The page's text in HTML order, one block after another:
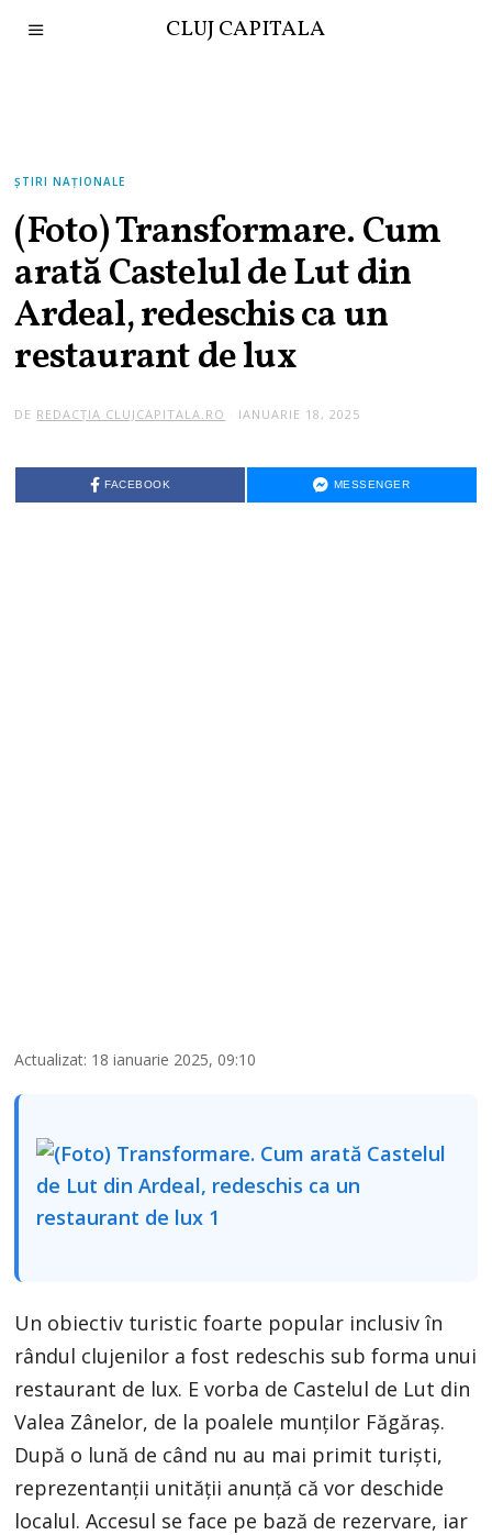
CLUJ CAPITALA
ȘTIRI NAȚIONALE
(Foto) Transformare. Cum
arată Castelul de Lut din
Ardeal, redeschis ca un
restaurant de lux
DE REDACȚIA CLUJCAPITALA.RO IANUARIE 18, 2025
FACEBOOK MESSENGER
Actualizat: 18 ianuarie 2025, 09:10
Un obiectiv turistic foarte popular inclusiv în
rândul clujenilor a fost redeschis sub forma unui
restaurant de lux. E vorba de Castelul de Lut din
Valea Zânelor, de la poalele munților Făgăraș.
După o lună de când nu au mai primit turiști,
reprezentanții unității anunță că vor deschide
localul. Accesul se face pe bază de rezervare, iar